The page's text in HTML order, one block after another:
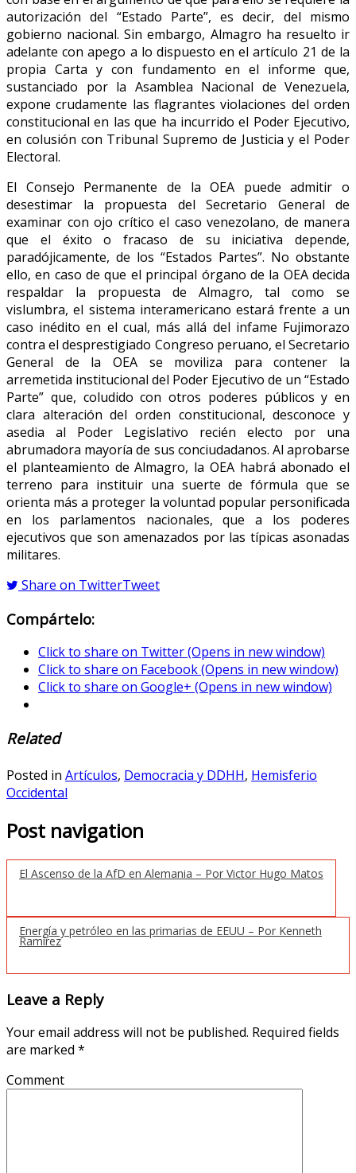
autorización del “Estado Parte”, es decir, del mismo
gobierno nacional. Sin embargo, Almagro ha resuelto ir
adelante con apego a lo dispuesto en el artículo 21 de la
propia Carta y con fundamento en el informe que,
sustanciado por la Asamblea Nacional de Venezuela,
expone crudamente las flagrantes violaciones del orden
constitucional en las que ha incurrido el Poder Ejecutivo,
en colusión con Tribunal Supremo de Justicia y el Poder
Electoral.
El Consejo Permanente de la OEA puede admitir o
desestimar la propuesta del Secretario General de
examinar con ojo crítico el caso venezolano, de manera
que el éxito o fracaso de su iniciativa depende,
paradójicamente, de los “Estados Partes”. No obstante
ello, en caso de que el principal órgano de la OEA decida
respaldar la propuesta de Almagro, tal como se
vislumbra, el sistema interamericano estará frente a un
caso inédito en el cual, más allá del infame Fujimorazo
contra el desprestigiado Congreso peruano, el Secretario
General de la OEA se moviliza para contener la
arremetida institucional del Poder Ejecutivo de un “Estado
Parte” que, coludido con otros poderes públicos y en
clara alteración del orden constitucional, desconoce y
asedia al Poder Legislativo recién electo por una
abrumadora mayoría de sus conciudadanos. Al aprobarse
el planteamiento de Almagro, la OEA habrá abonado el
terreno para instituir una suerte de fórmula que se
orienta más a proteger la voluntad popular personificada
en los parlamentos nacionales, que a los poderes
ejecutivos que son amenazados por las típicas asonadas
militares.
Share on TwitterTweet
Compártelo:
Click to share on Twitter (Opens in new window)
Click to share on Facebook (Opens in new window)
Click to share on Google+ (Opens in new window)
Related
Posted in Artículos, Democracia y DDHH, Hemisferio
Occidental
Post navigation
El Ascenso de la AfD en Alemania – Por Victor Hugo Matos
Energía y petróleo en las primarias de EEUU – Por Kenneth
Ramírez
Leave a Reply
Your email address will not be published. Required fields
are marked *
Comment